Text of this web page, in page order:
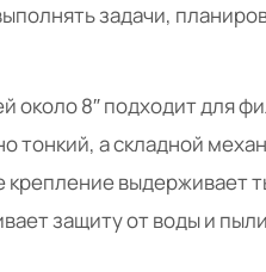
задачи,
около 8″ подходит для
тонкий, а складной
выдерживает
защиту от воды и